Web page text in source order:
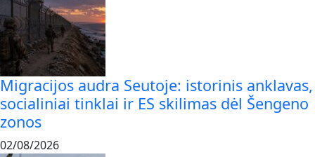
Migracijos audra Seutoje: istorinis anklavas,
socialiniai tinklai ir ES skilimas dėl Šengeno
zonos
02/08/2026